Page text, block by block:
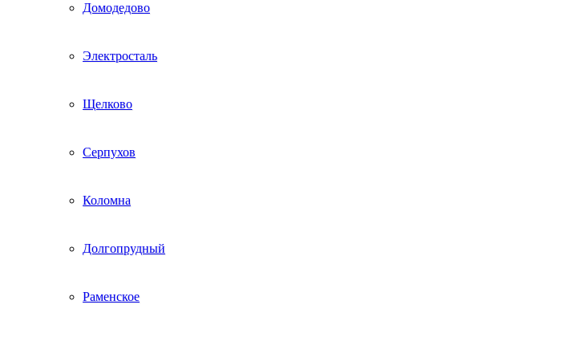
Домодедово
Электросталь
Щелково
Серпухов
Коломна
Долгопрудный
Раменское